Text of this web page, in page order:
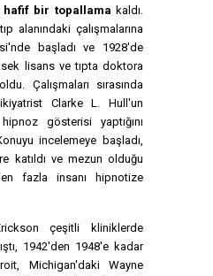
hafif bir topallama kaldı.
alanındaki çalışmalarına
başladı ve 1928'de
lisans ve tıpta doktora
Çalışmaları sırasında
Clarke L. Hull'un
gösterisi yaptığını
incelemeye başladı,
katıldı ve mezun olduğu
fazla insanı hipnotize
çeşitli kliniklerde
1942'den 1948'e kadar
Michigan'daki Wayne